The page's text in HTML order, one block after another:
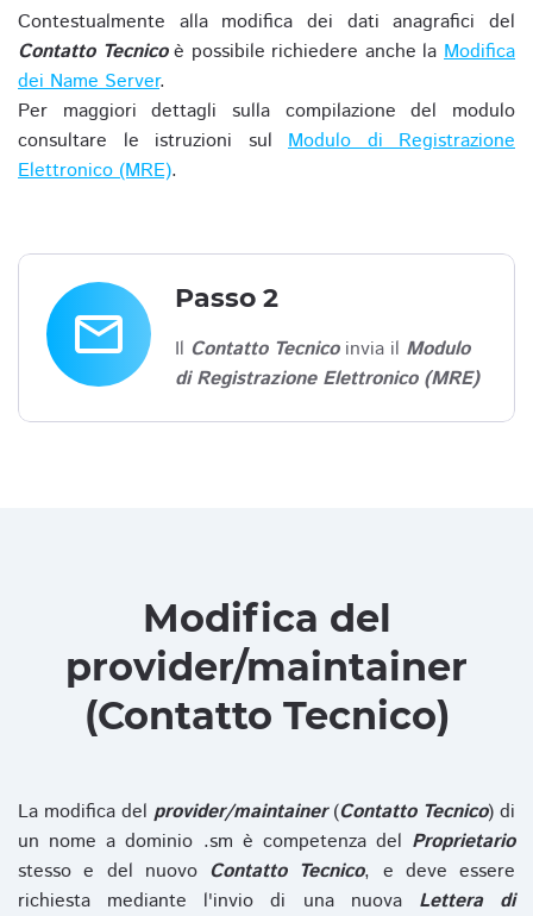
Contestualmente alla modifica dei dati anagrafici del
Contatto Tecnicoè possibile richiedere anche laModifica
dei Name Server.
Per maggiori dettagli sulla compilazione del modulo
consultare le istruzioni sul Modulo di Registrazione
Elettronico (MRE).
email
Passo 2
Il Contatto Tecnicoinvia il Modulo
di Registrazione Elettronico (MRE)
Modifica del
provider/maintainer
(Contatto Tecnico)
La modifica del provider/maintainer(Contatto Tecnico) di
un nome a dominio .sm è competenza del Proprietario
stesso e del nuovo Contatto Tecnico, e deve essere
richiesta mediante l'invio di una nuova Lettera di